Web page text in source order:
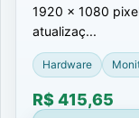
1920 x 1080
atualizaç...
Hardware
R$ 415,65